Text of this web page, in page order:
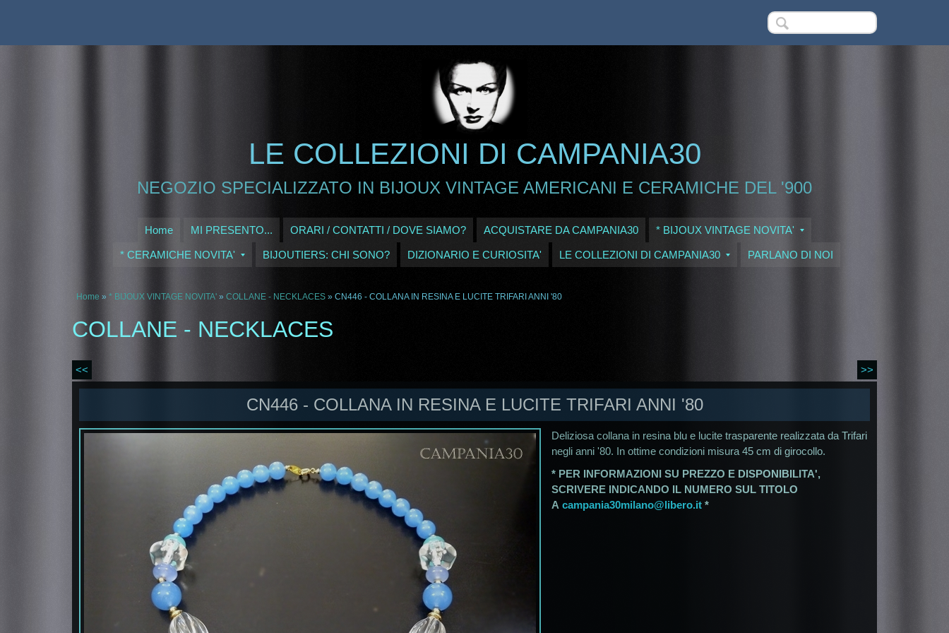
LE COLLEZIONI DI CAMPANIA30
NEGOZIO SPECIALIZZATO IN BIJOUX VINTAGE AMERICANI E CERAMICHE DEL '900
Home MI PRESENTO... ORARI / CONTATTI / DOVE SIAMO? ACQUISTARE DA CAMPANIA30 * BIJOUX VINTAGE NOVITA'
* CERAMICHE NOVITA' BIJOUTIERS: CHI SONO? DIZIONARIO E CURIOSITA' LE COLLEZIONI DI CAMPANIA30 PARLANO DI NOI
Home » * BIJOUX VINTAGE NOVITA' » COLLANE - NECKLACES » CN446 - COLLANA IN RESINA E LUCITE TRIFARI ANNI '80
COLLANE - NECKLACES
<< >>
CN446 - COLLANA IN RESINA E LUCITE TRIFARI ANNI '80
Deliziosa collana in resina blu e lucite trasparente realizzata da Trifari
negli anni '80. In ottime condizioni misura 45 cm di girocollo.
* PER INFORMAZIONI SU PREZZO E DISPONIBILITA',
SCRIVERE INDICANDO IL NUMERO SUL TITOLO
A campania30milano@libero.it *